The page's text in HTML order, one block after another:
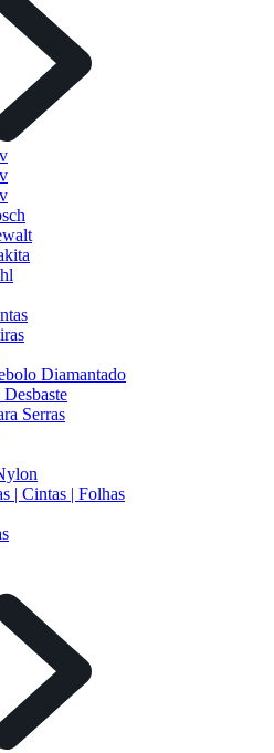
Diamantado
Serras
| Cintas | Folhas